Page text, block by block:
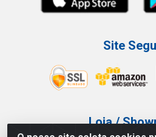
Site
Loja /